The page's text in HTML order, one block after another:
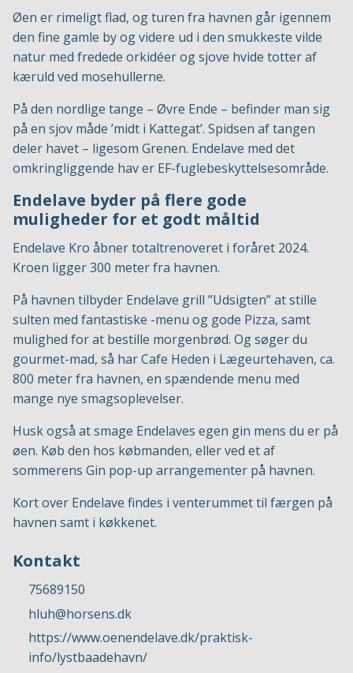
Øen er rimeligt flad, og turen fra havnen går igennem
den fine gamle by og videre ud i den smukkeste vilde
natur med fredede orkidéer og sjove hvide totter af
kæruld ved mosehullerne.
På den nordlige tange – Øvre Ende – befinder man sig
på en sjov måde ’midt i Kattegat’. Spidsen af tangen
deler havet – ligesom Grenen. Endelave med det
omkringliggende hav er EF-fuglebeskyttelsesområde.
Endelave byder på flere gode
muligheder for et godt måltid
Endelave Kro åbner totaltrenoveret i foråret 2024.
Kroen ligger 300 meter fra havnen.
På havnen tilbyder Endelave grill ”Udsigten” at stille
sulten med fantastiske -menu og gode Pizza, samt
mulighed for at bestille morgenbrød. Og søger du
gourmet-mad, så har Cafe Heden i Lægeurtehaven, ca.
800 meter fra havnen, en spændende menu med
mange nye smagsoplevelser.
Husk også at smage Endelaves egen gin mens du er på
øen. Køb den hos købmanden, eller ved et af
sommerens Gin pop-up arrangementer på havnen.
Kort over Endelave findes i venterummet til færgen på
havnen samt i køkkenet.
Kontakt
75689150
hluh@horsens.dk
https://www.oenendelave.dk/praktisk-
info/lystbaadehavn/